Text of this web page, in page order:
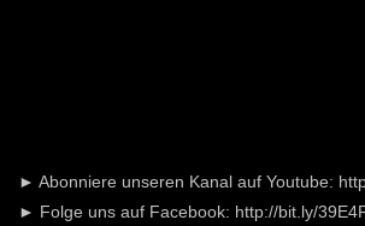
Natur auf der Spur –
(Naturheilkunde)
► Abonniere unseren Kanal auf Youtube:
► Folge uns auf Facebook: http://bit.ly/